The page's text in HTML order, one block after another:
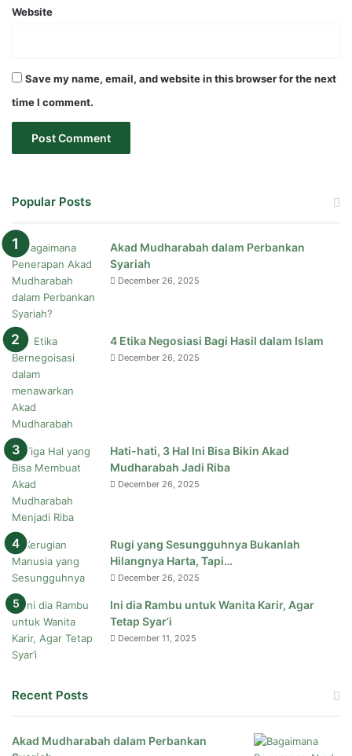
Website
Save my name, email, and website in this browser for the next
time I comment.
Popular Posts
Akad Mudharabah dalam Perbankan
Syariah
December 26, 2025
4 Etika Negosiasi Bagi Hasil dalam Islam
December 26, 2025
Hati-hati, 3 Hal Ini Bisa Bikin Akad
Mudharabah Jadi Riba
December 26, 2025
Rugi yang Sesungguhnya Bukanlah
Hilangnya Harta, Tapi…
December 26, 2025
Ini dia Rambu untuk Wanita Karir, Agar
Tetap Syar’i
December 11, 2025
Recent Posts
Akad Mudharabah dalam Perbankan